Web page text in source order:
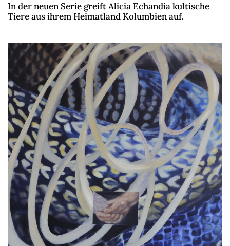
In der neuen Serie greift Alicia Echandia kultische
Tiere aus ihrem Heimatland Kolumbien auf.